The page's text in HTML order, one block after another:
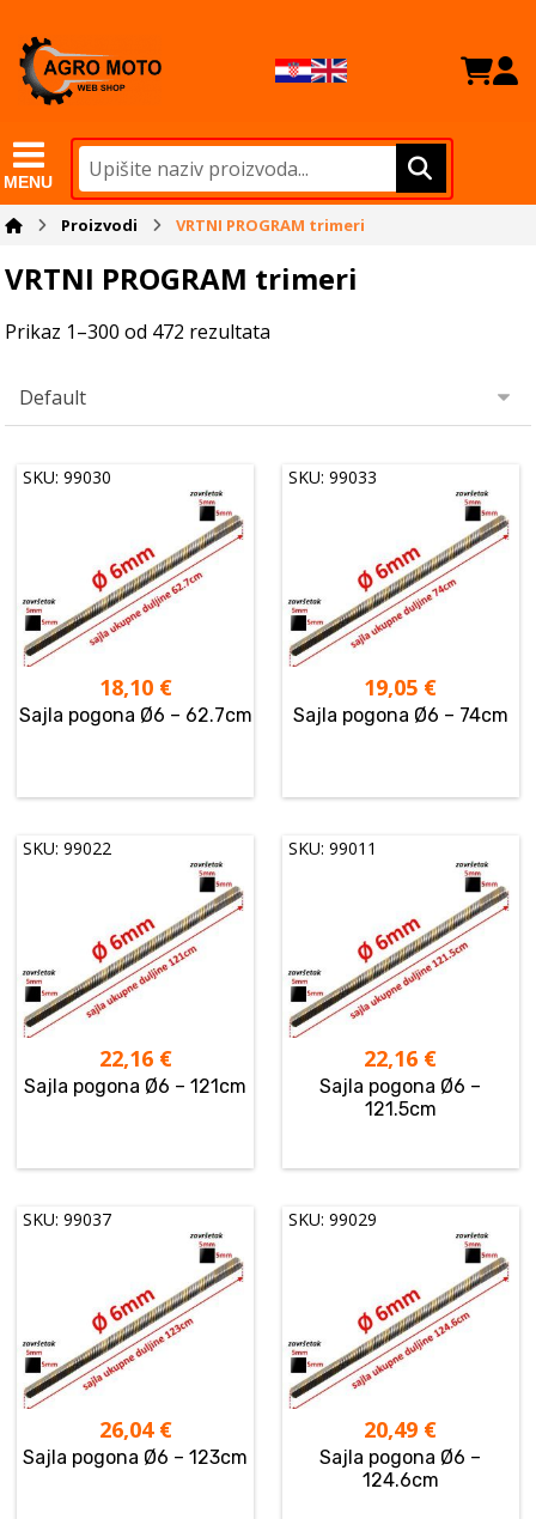
MENU
Proizvodi VRTNI PROGRAM trimeri
VRTNI PROGRAM trimeri
Prikaz 1–300 od 472 rezultata
SKU: 99030
18,10 €
Sajla pogona Ø6 – 62.7cm
SKU: 99033
19,05 €
Sajla pogona Ø6 – 74cm
SKU: 99022
22,16 €
Sajla pogona Ø6 – 121cm
SKU: 99011
22,16 €
Sajla pogona Ø6 –
121.5cm
SKU: 99037
26,04 €
Sajla pogona Ø6 – 123cm
SKU: 99029
20,49 €
Sajla pogona Ø6 –
124.6cm